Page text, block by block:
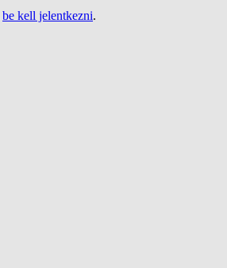
be kell jelentkezni.